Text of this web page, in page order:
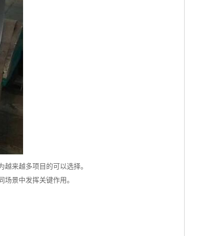
来越多项目的可以选择。
景中发挥关键作用。